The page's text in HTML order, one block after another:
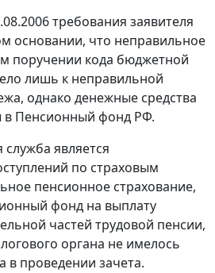
требования заявителя
основании, что неправильное
поручении кода бюджетной
лишь к неправильной
однако денежные средства
в Пенсионный фонд РФ.
служба является
по страховым
пенсионное страхование,
фонд на выплату
частей трудовой пенсии,
органа не имелось
в проведении зачета.